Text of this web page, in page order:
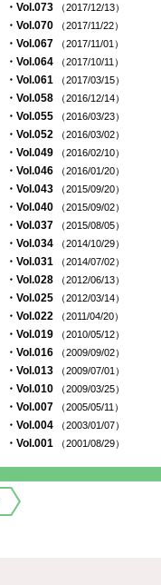
・Vol.073 （2017/12/13）
・Vol.070 （2017/11/22）
・Vol.067 （2017/11/01）
・Vol.064 （2017/10/11）
・Vol.061 （2017/03/15）
・Vol.058 （2016/12/14）
・Vol.055 （2016/03/23）
・Vol.052 （2016/03/02）
・Vol.049 （2016/02/10）
・Vol.046 （2016/01/20）
・Vol.043 （2015/09/20）
・Vol.040 （2015/09/02）
・Vol.037 （2015/08/05）
・Vol.034 （2014/10/29）
・Vol.031 （2014/07/02）
・Vol.028 （2012/06/13）
・Vol.025 （2012/03/14）
・Vol.022 （2011/04/20）
・Vol.019 （2010/05/12）
・Vol.016 （2009/09/02）
・Vol.013 （2009/07/01）
・Vol.010 （2009/03/25）
・Vol.007 （2005/05/11）
・Vol.004 （2003/01/07）
・Vol.001 （2001/08/29）